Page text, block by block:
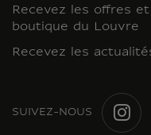
Recevez les offres
boutique du Louvre
Recevez les
SUIVEZ-NOUS